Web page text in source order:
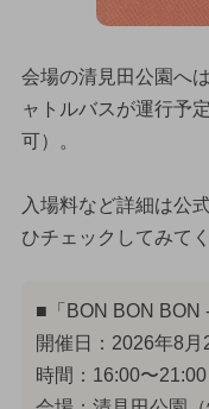
会場の清見田公園へ
ャトルバスが運行予
可）。
入場料など詳細は公
ひチェックしてみて
■「BON BON BON
開催日：2026年8月
時間：16:00〜21:00